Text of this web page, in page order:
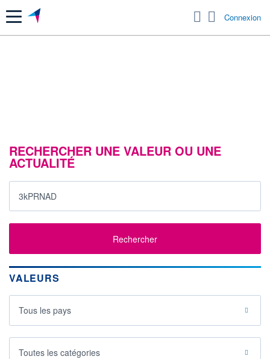
Menu Connexion
RECHERCHER UNE VALEUR OU UNE
ACTUALITÉ
Rechercher
VALEURS
Tous les pays
Toutes les catégories